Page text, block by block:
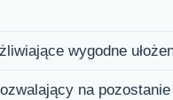
wygodne
na